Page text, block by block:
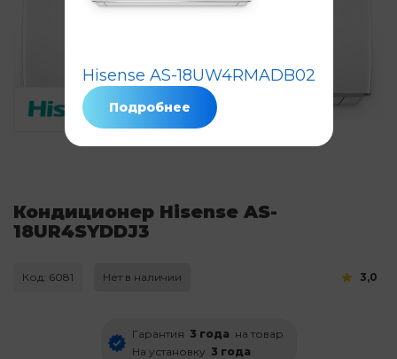
Кондиционер Hisense AS-
18UR4SYDDJ3
Код: 6081 Нет в наличии 3,0
Гарантия 3 года на товар
На установку 3 года
Hisense AS-18UW4RMADB02
Подробнее